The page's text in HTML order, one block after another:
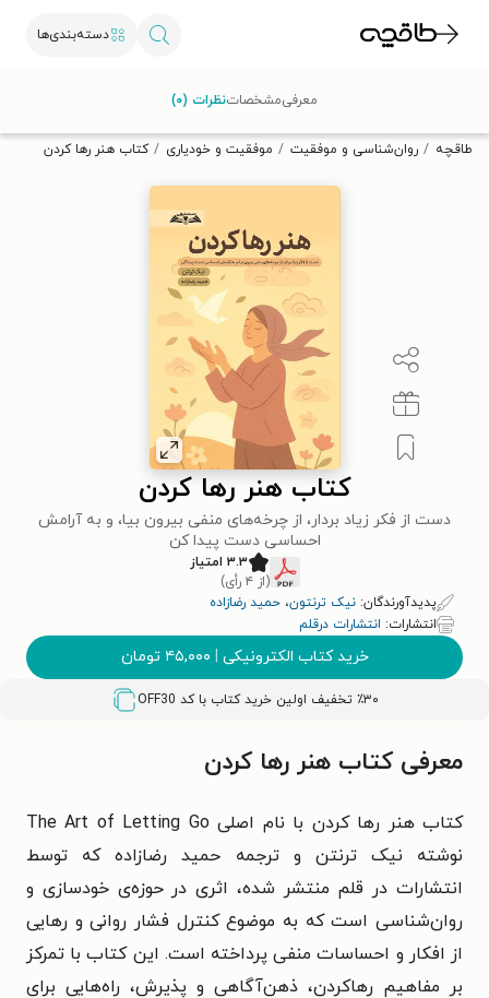
دسته‌بندی‌ها
تخفیف از طاقچه دریافت کن.
طاقچه روان‌شناسی و موفقیت موفقیت و خودیاری کتاب هنر رها کردن
کتاب هنر رها کردن
دست از فکر زیاد بردار، از چرخه‌های منفی بیرون بیا، و به آرامش
احساسی دست پیدا کن
۳.۳ امتیاز
(از ۴ رأی)
پدیدآورندگان: نیک ترنتون، حمید رضازاده
انتشارات: انتشارات درقلم
خرید کتاب الکترونیکی | ۴۵,۰۰۰ تومان
٪۳۰ تخفیف اولین خرید کتاب با کد OFF30
معرفیمشخصاتنظرات (۰)
معرفی کتاب هنر رها کردن
کتاب هنر رها کردن با نام اصلی The Art of Letting Go
نوشته نیک ترنتن و ترجمه حمید رضازاده که توسط
انتشارات در قلم منتشر شده، اثری در حوزه‌ی خودسازی و
روان‌شناسی است که به موضوع کنترل فشار روانی و رهایی
از افکار و احساسات منفی پرداخته است. این کتاب با تمرکز
بر مفاهیم رهاکردن، ذهن‌آگاهی و پذیرش، راه‌هایی برای